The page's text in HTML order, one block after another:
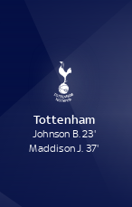
Tottenham
Johnson B. 23'
Maddison J. 37'